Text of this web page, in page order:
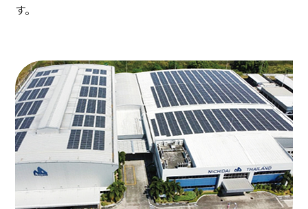
す。